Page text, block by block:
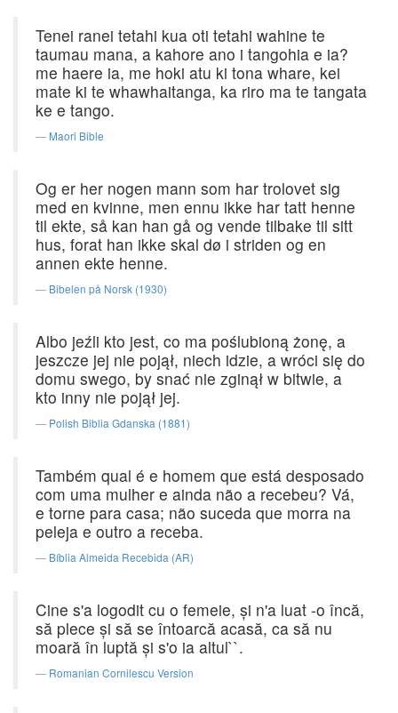
Tenei ranei tetahi kua oti tetahi wahine te
taumau mana, a kahore ano i tangohia e ia?
me haere ia, me hoki atu ki tona whare, kei
mate ki te whawhaitanga, ka riro ma te tangata
ke e tango.
Maori Bible
Og er her nogen mann som har trolovet sig
med en kvinne, men ennu ikke har tatt henne
til ekte, så kan han gå og vende tilbake til sitt
hus, forat han ikke skal dø i striden og en
annen ekte henne.
Bibelen på Norsk (1930)
Albo jeźli kto jest, co ma poślubioną żonę, a
jeszcze jej nie pojął, niech idzie, a wróci się do
domu swego, by snać nie zginął w bitwie, a
kto inny nie pojął jej.
Polish Biblia Gdanska (1881)
Também qual é e homem que está desposado
com uma mulher e ainda não a recebeu? Vá,
e torne para casa; não suceda que morra na
peleja e outro a receba.
Bíblia Almeida Recebida (AR)
Cine s'a logodit cu o femeie, şi n'a luat -o încă,
să plece şi să se întoarcă acasă, ca să nu
moară în luptă şi s'o ia altul``.
Romanian Cornilescu Version